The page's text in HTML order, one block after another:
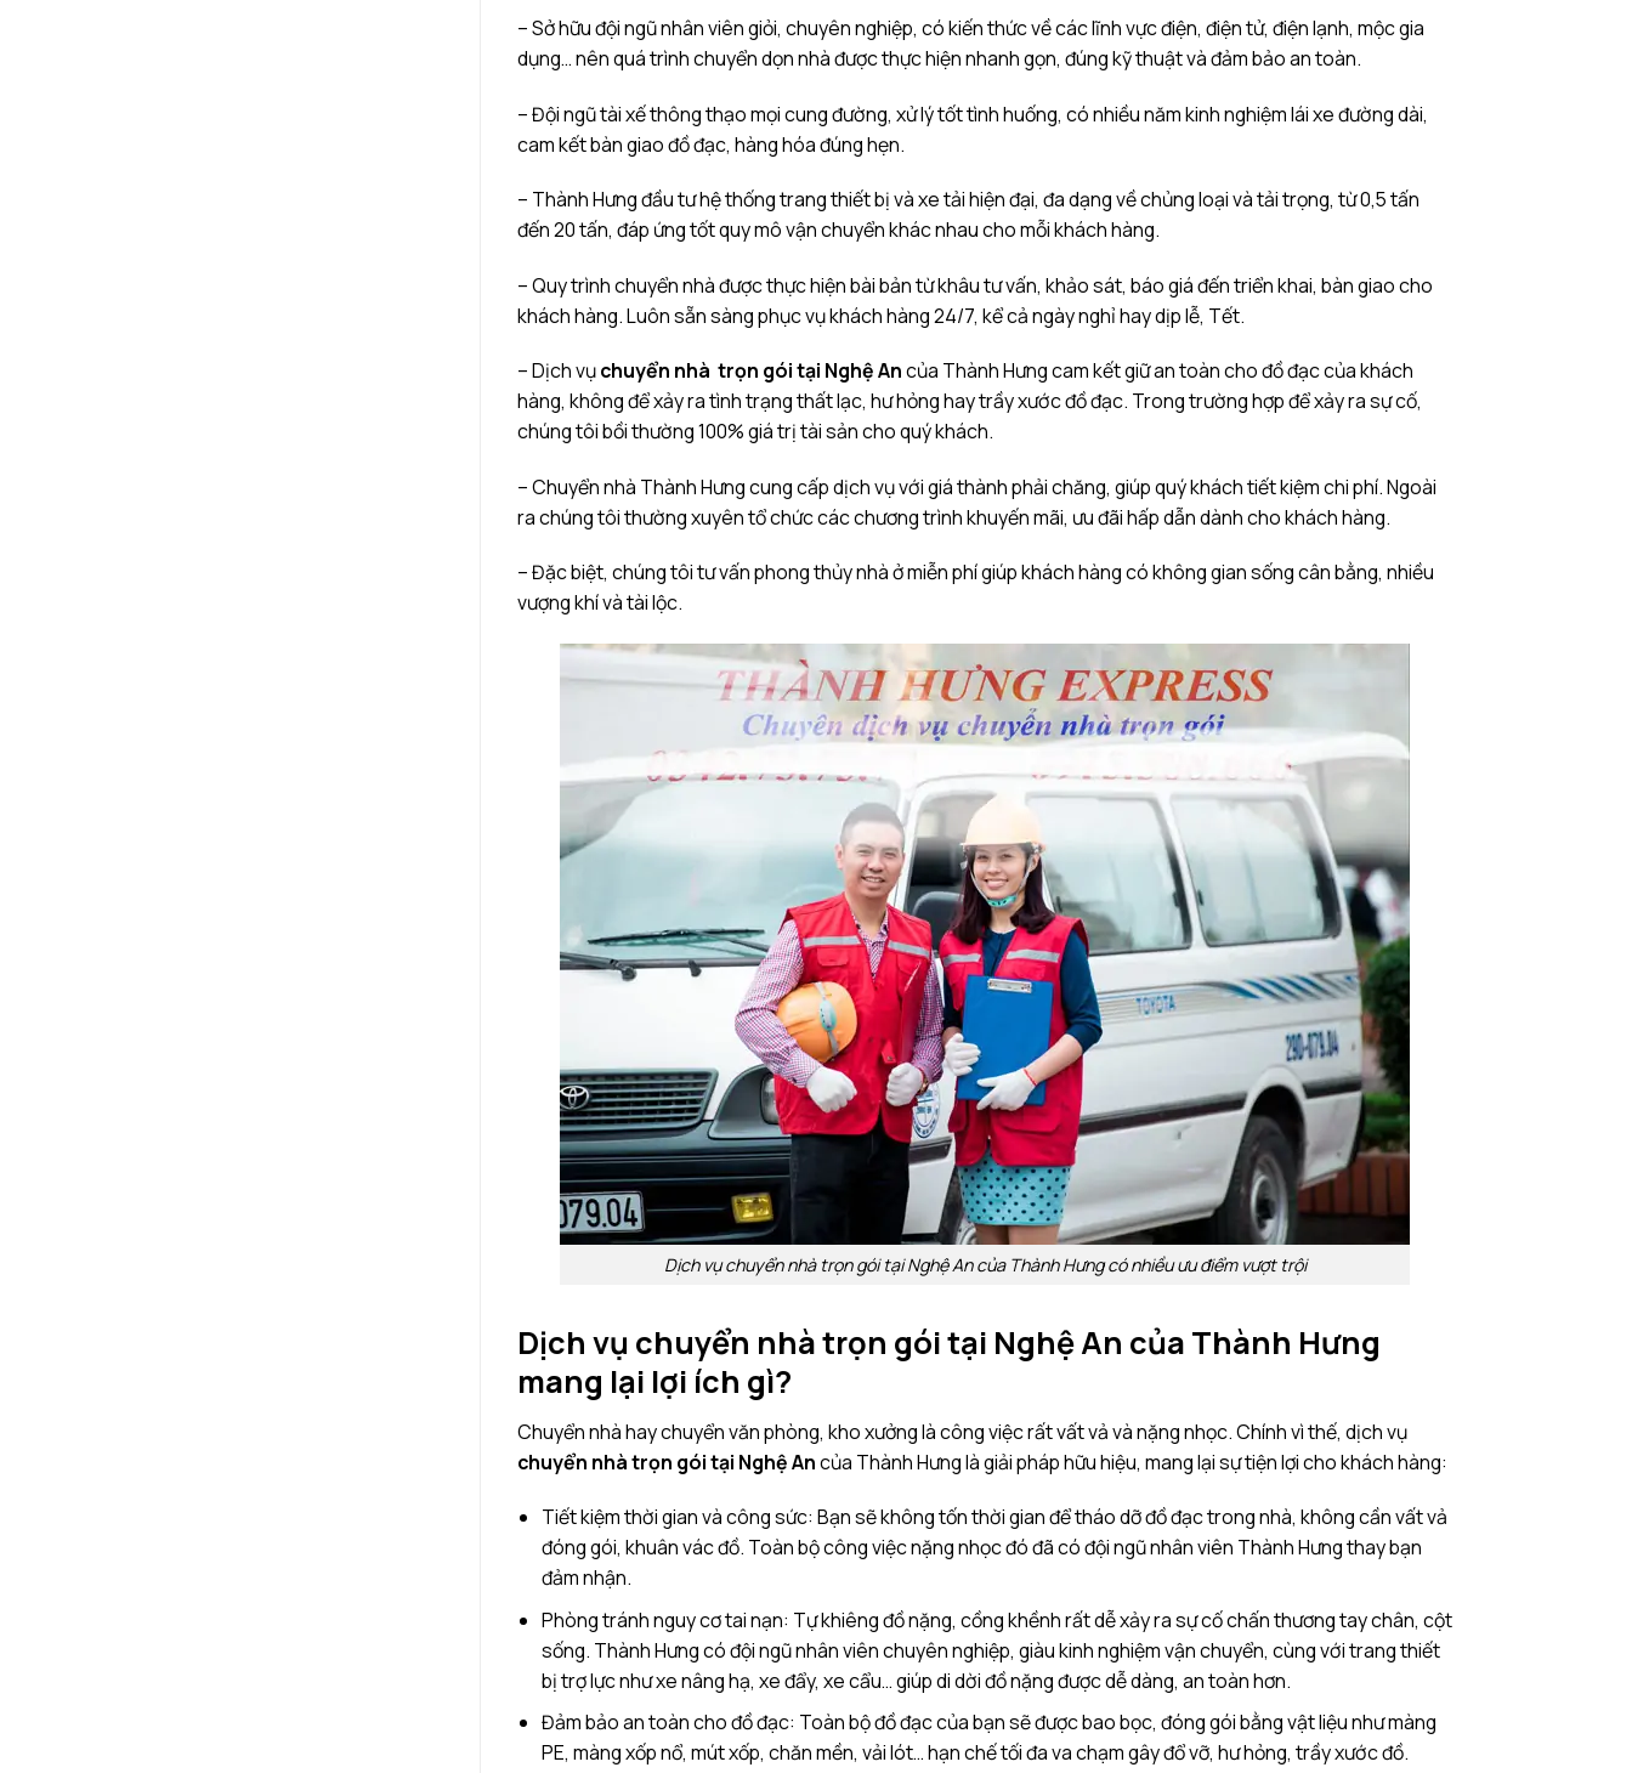
– Sở hữu đội ngũ nhân viên giỏi, chuyên nghiệp, có kiến thức về các lĩnh vực điện, điện tử, điện lạnh, mộc gia
dụng… nên quá trình chuyển dọn nhà được thực hiện nhanh gọn, đúng kỹ thuật và đảm bảo an toàn.
– Đội ngũ tài xế thông thạo mọi cung đường, xử lý tốt tình huống, có nhiều năm kinh nghiệm lái xe đường dài,
cam kết bàn giao đồ đạc, hàng hóa đúng hẹn.
– Thành Hưng đầu tư hệ thống trang thiết bị và xe tải hiện đại, đa dạng về chủng loại và tải trọng, từ 0,5 tấn
đến 20 tấn, đáp ứng tốt quy mô vận chuyển khác nhau cho mỗi khách hàng.
– Quy trình chuyển nhà được thực hiện bài bản từ khâu tư vấn, khảo sát, báo giá đến triển khai, bàn giao cho
khách hàng. Luôn sẵn sàng phục vụ khách hàng 24/7, kể cả ngày nghỉ hay dịp lễ, Tết.
– Dịch vụchuyển nhà trọn gói tại Nghệ Ancủa Thành Hưng cam kết giữ an toàn cho đồ đạc của khách
hàng, không để xảy ra tình trạng thất lạc, hư hỏng hay trầy xước đồ đạc. Trong trường hợp để xảy ra sự cố,
chúng tôi bồi thường 100% giá trị tài sản cho quý khách.
– Chuyển nhà Thành Hưng cung cấp dịch vụ với giá thành phải chăng, giúp quý khách tiết kiệm chi phí. Ngoài
ra chúng tôi thường xuyên tổ chức các chương trình khuyến mãi, ưu đãi hấp dẫn dành cho khách hàng.
– Đặc biệt, chúng tôi tư vấn phong thủy nhà ở miễn phí giúp khách hàng có không gian sống cân bằng, nhiều
vượng khí và tài lộc.
Dịch vụ chuyển nhà trọn gói tại Nghệ An của Thành Hưng có nhiều ưu điểm vượt trội
Dịch vụ chuyển nhà trọn gói tại Nghệ An của Thành Hưng
mang lại lợi ích gì?
Chuyển nhà hay chuyển văn phòng, kho xưởng là công việc rất vất vả và nặng nhọc. Chính vì thế, dịch vụ
chuyển nhà trọn gói tại Nghệ Ancủa Thành Hưng là giải pháp hữu hiệu, mang lại sự tiện lợi cho khách hàng:
Tiết kiệm thời gian và công sức: Bạn sẽ không tốn thời gian để tháo dỡ đồ đạc trong nhà, không cần vất vả
đóng gói, khuân vác đồ. Toàn bộ công việc nặng nhọc đó đã có đội ngũ nhân viên Thành Hưng thay bạn
đảm nhận.
Phòng tránh nguy cơ tai nạn: Tự khiêng đồ nặng, cồng khềnh rất dễ xảy ra sự cố chấn thương tay chân, cột
sống. Thành Hưng có đội ngũ nhân viên chuyên nghiệp, giàu kinh nghiệm vận chuyển, cùng với trang thiết
bị trợ lực như xe nâng hạ, xe đẩy, xe cẩu… giúp di dời đồ nặng được dễ dàng, an toàn hơn.
Đảm bảo an toàn cho đồ đạc: Toàn bộ đồ đạc của bạn sẽ được bao bọc, đóng gói bằng vật liệu như màng
PE, màng xốp nổ, mút xốp, chăn mền, vải lót… hạn chế tối đa va chạm gây đổ vỡ, hư hỏng, trầy xước đồ.